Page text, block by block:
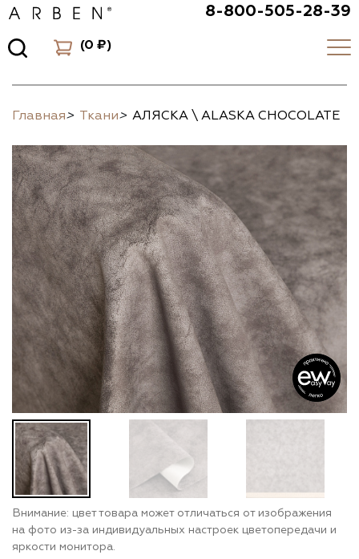
8-800-505-28-39
(0 ₽)
Главная> Ткани> АЛЯСКА \ ALASKA CHOCOLATE
Внимание: цвет товара может отличаться от изображения
на фото из-за индивидуальных настроек цветопередачи и
яркости монитора.